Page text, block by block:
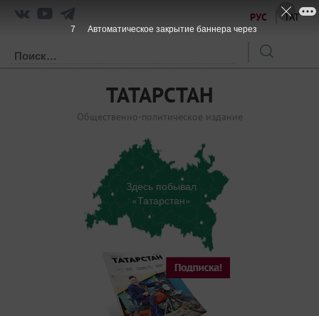
РУС ТАТ
ТАТАРСТАН
Общественно-политическое издание
Здесь побывал
«Татарстан»
7 Автоматическое закрытие баннера через